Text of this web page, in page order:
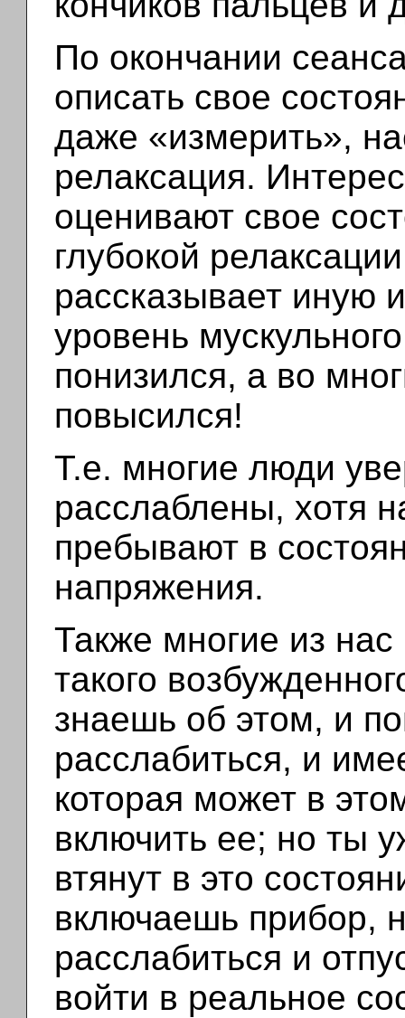
По окончании
описать свое
даже «измерить»,
релаксация.
оценивают свое
глубокой
рассказывает иную
уровень
понизился, а во
повысился!
Т.е. многие люди
расслаблены, хотя
пребывают в
напряжения.
Также многие из
такого
знаешь об этом, и
расслабиться, и
которая может в
включить ее; но ты
втянут в это
включаешь прибор,
расслабиться и
войти в реальное